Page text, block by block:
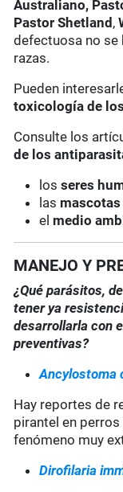
Australiano,
Pastor Shetland ,
defectuosa no se
razas.
Pueden
toxicología de
Consulte los
de los
losseres
las mascotas
el medio
MANEJO Y
¿Qué parásitos,
tener ya
desarrollarla con
preventivas?
Ancylostoma
Hay reportes de
pirantel en
fenómeno muy
Dirofilaria